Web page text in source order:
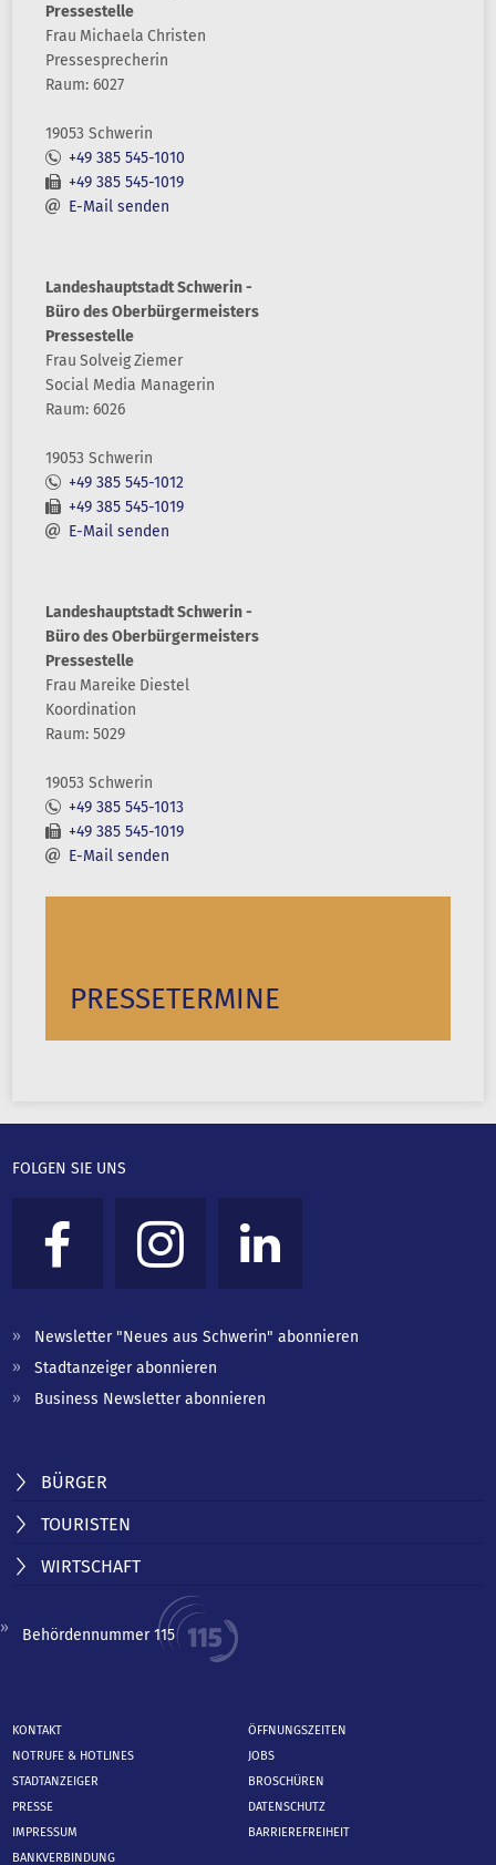
Pressestelle
Frau Michaela Christen
Pressesprecherin
Raum: 6027
19053 Schwerin
+49 385 545-1010
+49 385 545-1019
E-Mail senden
Landeshauptstadt Schwerin -
Büro des Oberbürgermeisters
Pressestelle
Frau SolveigZiemer
Social Media Managerin
Raum: 6026
19053 Schwerin
+49 385 545-1012
+49 385 545-1019
E-Mail senden
Landeshauptstadt Schwerin -
Büro des Oberbürgermeisters
Pressestelle
Frau Mareike Diestel
Koordination
Raum: 5029
19053 Schwerin
+49 385 545-1013
+49 385 545-1019
E-Mail senden
PRESSETERMINE
FOLGEN SIE UNS
Newsletter "Neues aus Schwerin" abonnieren
Stadtanzeiger abonnieren
Business Newsletter abonnieren
BÜRGER
TOURISTEN
WIRTSCHAFT
Behördennummer 115
KONTAKT
ÖFFNUNGSZEITEN
NOTRUFE & HOTLINES
JOBS
STADTANZEIGER
BROSCHÜREN
PRESSE
DATENSCHUTZ
IMPRESSUM
BARRIEREFREIHEIT
BANKVERBINDUNG